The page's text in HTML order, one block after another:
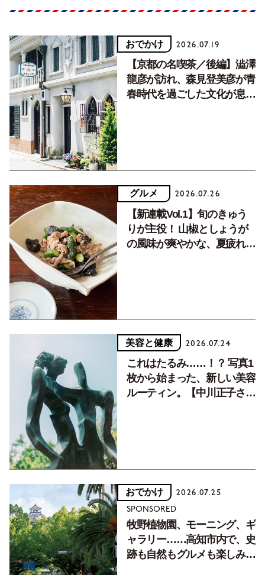
おでかけ 2026.07.19
【京都の名喫茶／後編】澁澤
龍彦が訪れ、森見登美彦が青
春時代を過ごした文化が息づ
グルメ 2026.07.26
【新連載Vol.1】旬のきゅう
りが主役！ 山椒としょうが
の風味が爽やかな、夏疲れを
美容と健康 2026.07.24
これはたるみ……！？ 写真1
枚から始まった、新しい美容
ルーティン。【中川正子さん
おでかけ 2026.07.25
SPONSORED
牧野植物園、モーニング、ギ
ャラリー……高知市内で、史
跡も自然もグルメも楽しみ尽